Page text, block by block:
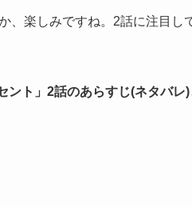
、楽しみですね。2話に注目し
ント」2話のあらすじ(ネタバレ)